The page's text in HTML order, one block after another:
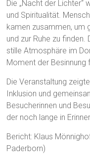
Die „Nacht der Lichter“
und Spiritualität.
kamen zusammen, um
und zur Ruhe zu finden.
stille Atmosphäre im
Moment der Besinnung
Die Veranstaltung
Inklusion und
Besucherinnen und
der noch lange in
Bericht: Klaus
Paderborn)